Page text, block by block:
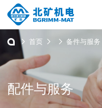
首页 备件与服务
配件与服务